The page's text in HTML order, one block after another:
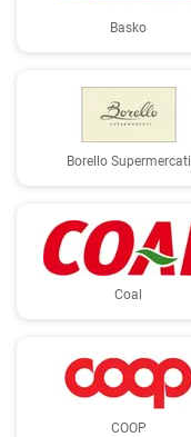
Basko
Borello Supermercati
Coal
COOP